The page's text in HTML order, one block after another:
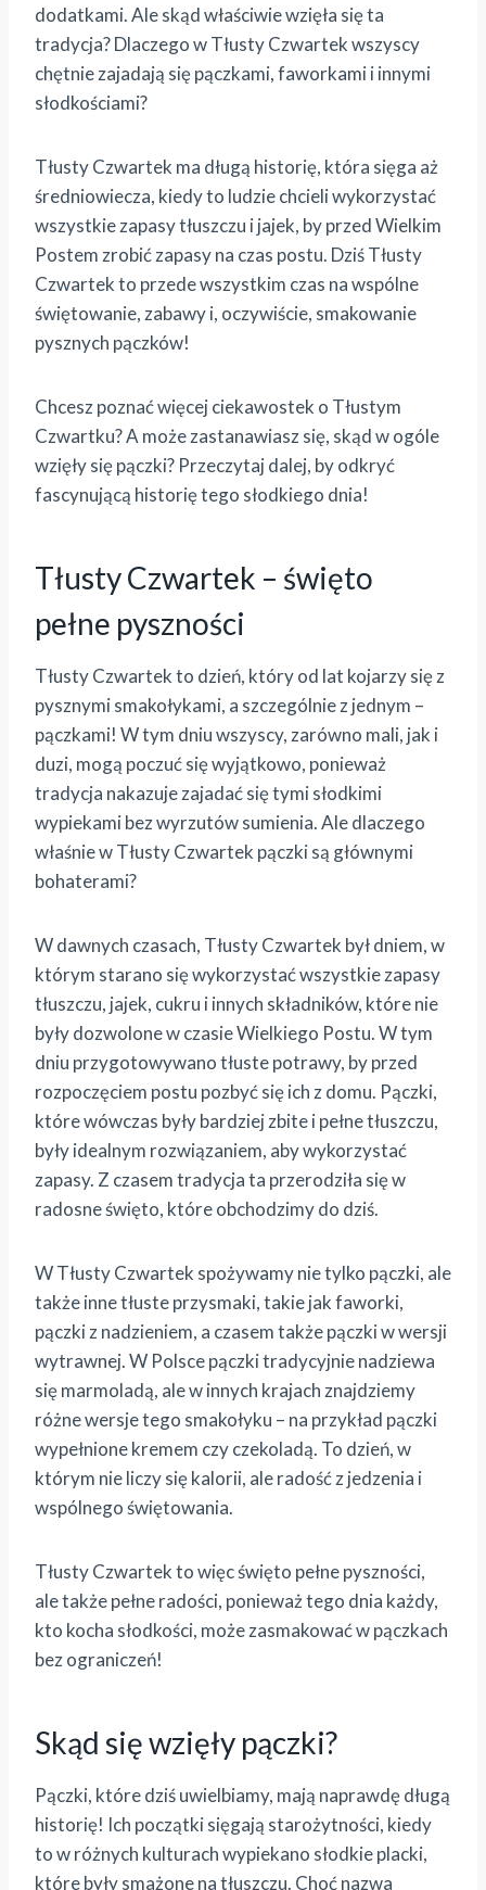
dodatkami. Ale skąd właściwie wzięła się ta
tradycja? Dlaczego w Tłusty Czwartek wszyscy
chętnie zajadają się pączkami, faworkami i innymi
słodkościami?
Tłusty Czwartek ma długą historię, która sięga aż
średniowiecza, kiedy to ludzie chcieli wykorzystać
wszystkie zapasy tłuszczu i jajek, by przed Wielkim
Postem zrobić zapasy na czas postu. Dziś Tłusty
Czwartek to przede wszystkim czas na wspólne
świętowanie, zabawy i, oczywiście, smakowanie
pysznych pączków!
Chcesz poznać więcej ciekawostek o Tłustym
Czwartku? A może zastanawiasz się, skąd w ogóle
wzięły się pączki? Przeczytaj dalej, by odkryć
fascynującą historię tego słodkiego dnia!
Tłusty Czwartek – święto
pełne pyszności
Tłusty Czwartek to dzień, który od lat kojarzy się z
pysznymi smakołykami, a szczególnie z jednym –
pączkami! W tym dniu wszyscy, zarówno mali, jak i
duzi, mogą poczuć się wyjątkowo, ponieważ
tradycja nakazuje zajadać się tymi słodkimi
wypiekami bez wyrzutów sumienia. Ale dlaczego
właśnie w Tłusty Czwartek pączki są głównymi
bohaterami?
W dawnych czasach, Tłusty Czwartek był dniem, w
którym starano się wykorzystać wszystkie zapasy
tłuszczu, jajek, cukru i innych składników, które nie
były dozwolone w czasie Wielkiego Postu. W tym
dniu przygotowywano tłuste potrawy, by przed
rozpoczęciem postu pozbyć się ich z domu. Pączki,
które wówczas były bardziej zbite i pełne tłuszczu,
były idealnym rozwiązaniem, aby wykorzystać
zapasy. Z czasem tradycja ta przerodziła się w
radosne święto, które obchodzimy do dziś.
W Tłusty Czwartek spożywamy nie tylko pączki, ale
także inne tłuste przysmaki, takie jak faworki,
pączki z nadzieniem, a czasem także pączki w wersji
wytrawnej. W Polsce pączki tradycyjnie nadziewa
się marmoladą, ale w innych krajach znajdziemy
różne wersje tego smakołyku – na przykład pączki
wypełnione kremem czy czekoladą. To dzień, w
którym nie liczy się kalorii, ale radość z jedzenia i
wspólnego świętowania.
Tłusty Czwartek to więc święto pełne pyszności,
ale także pełne radości, ponieważ tego dnia każdy,
kto kocha słodkości, może zasmakować w pączkach
bez ograniczeń!
Skąd się wzięły pączki?
Pączki, które dziś uwielbiamy, mają naprawdę długą
historię! Ich początki sięgają starożytności, kiedy
to w różnych kulturach wypiekano słodkie placki,
które były smażone na tłuszczu. Choć nazwa